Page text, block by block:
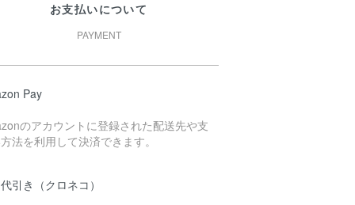
お支払いについて
PAYMENT
Pay
のアカウントに登録された配送先や支
法を利用して決済できます。
引き（クロネコ）